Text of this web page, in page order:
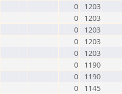
0
1203
0
1203
0
1203
0
1203
0
1203
0
1190
0
1190
0
1145